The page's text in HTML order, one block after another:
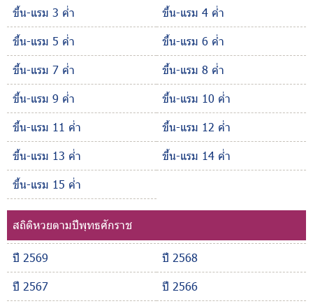
ขึ้น-แรม 3 ค่ำ
ขึ้น-แรม 4 ค่ำ
ขึ้น-แรม 5 ค่ำ
ขึ้น-แรม 6 ค่ำ
ขึ้น-แรม 7 ค่ำ
ขึ้น-แรม 8 ค่ำ
ขึ้น-แรม 9 ค่ำ
ขึ้น-แรม 10 ค่ำ
ขึ้น-แรม 11 ค่ำ
ขึ้น-แรม 12 ค่ำ
ขึ้น-แรม 13 ค่ำ
ขึ้น-แรม 14 ค่ำ
ขึ้น-แรม 15 ค่ำ
สถิติหวยตามปีพุทธศักราช
ปี 2569
ปี 2568
ปี 2567
ปี 2566